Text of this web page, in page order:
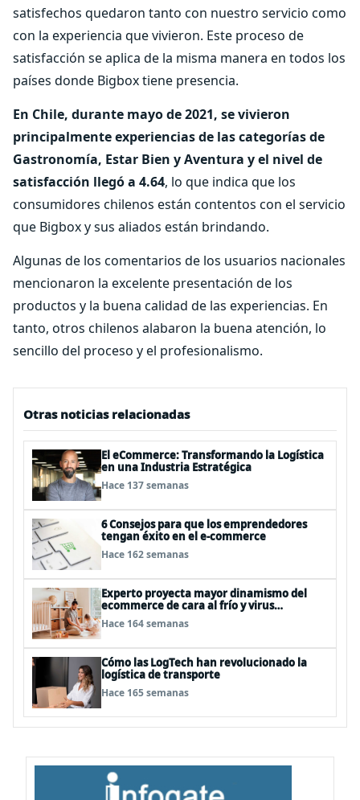
satisfechos quedaron tanto con nuestro servicio como
con la experiencia que vivieron. Este proceso de
satisfacción se aplica de la misma manera en todos los
países donde Bigbox tiene presencia.
En Chile, durante mayo de 2021, se vivieron
principalmente experiencias de las categorías de
Gastronomía, Estar Bien y Aventura y el nivel de
satisfacción llegó a 4.64, lo que indica que los
consumidores chilenos están contentos con el servicio
que Bigbox y sus aliados están brindando.
Algunas de los comentarios de los usuarios nacionales
mencionaron la excelente presentación de los
productos y la buena calidad de las experiencias. En
tanto, otros chilenos alabaron la buena atención, lo
sencillo del proceso y el profesionalismo.
Otras noticias relacionadas
El eCommerce: Transformando la Logística
en una Industria Estratégica
Hace 137 semanas
6 Consejos para que los emprendedores
tengan éxito en el e-commerce
Hace 162 semanas
Experto proyecta mayor dinamismo del
ecommerce de cara al frío y virus
respiratorios
Hace 164 semanas
Cómo las LogTech han revolucionado la
logística de transporte
Hace 165 semanas